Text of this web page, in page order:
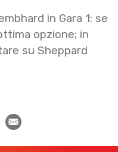
in Gara 1: se
opzione; in
su Sheppard